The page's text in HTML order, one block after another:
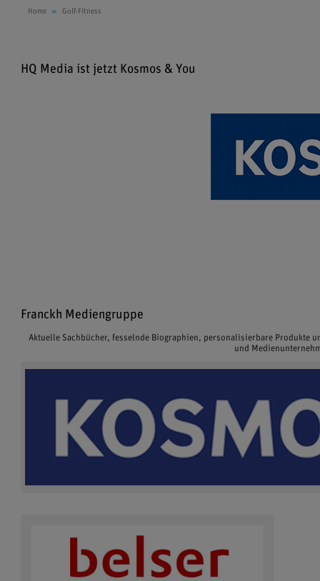
Home Golf-Fitness
HQ Media ist jetzt Kosmos & You
Franckh Mediengruppe
Aktuelle Sachbücher, fesselnde Biographien, personalisierbare Produkte
und